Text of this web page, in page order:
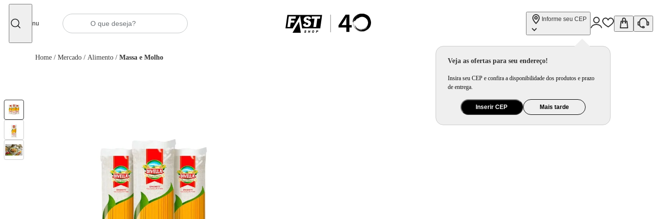
Menu
Informe seu CEP
Veja as ofertas para seu endereço!
Insira seu CEP e confira a disponibilidade dos produtos e prazo
de entrega.
Inserir CEP Mais tarde
Home / Mercado / Alimento / Massa e Molho